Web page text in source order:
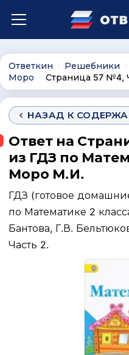
Ответкин ∙ Решебники ∙
Моро ∙ Страница 57 №4,
НАЗАД К
Ответ на
из ГДЗ по
Моро М.И.
ГДЗ (готовое
по Математике 2
Бантова, Г.В.
Часть 2.